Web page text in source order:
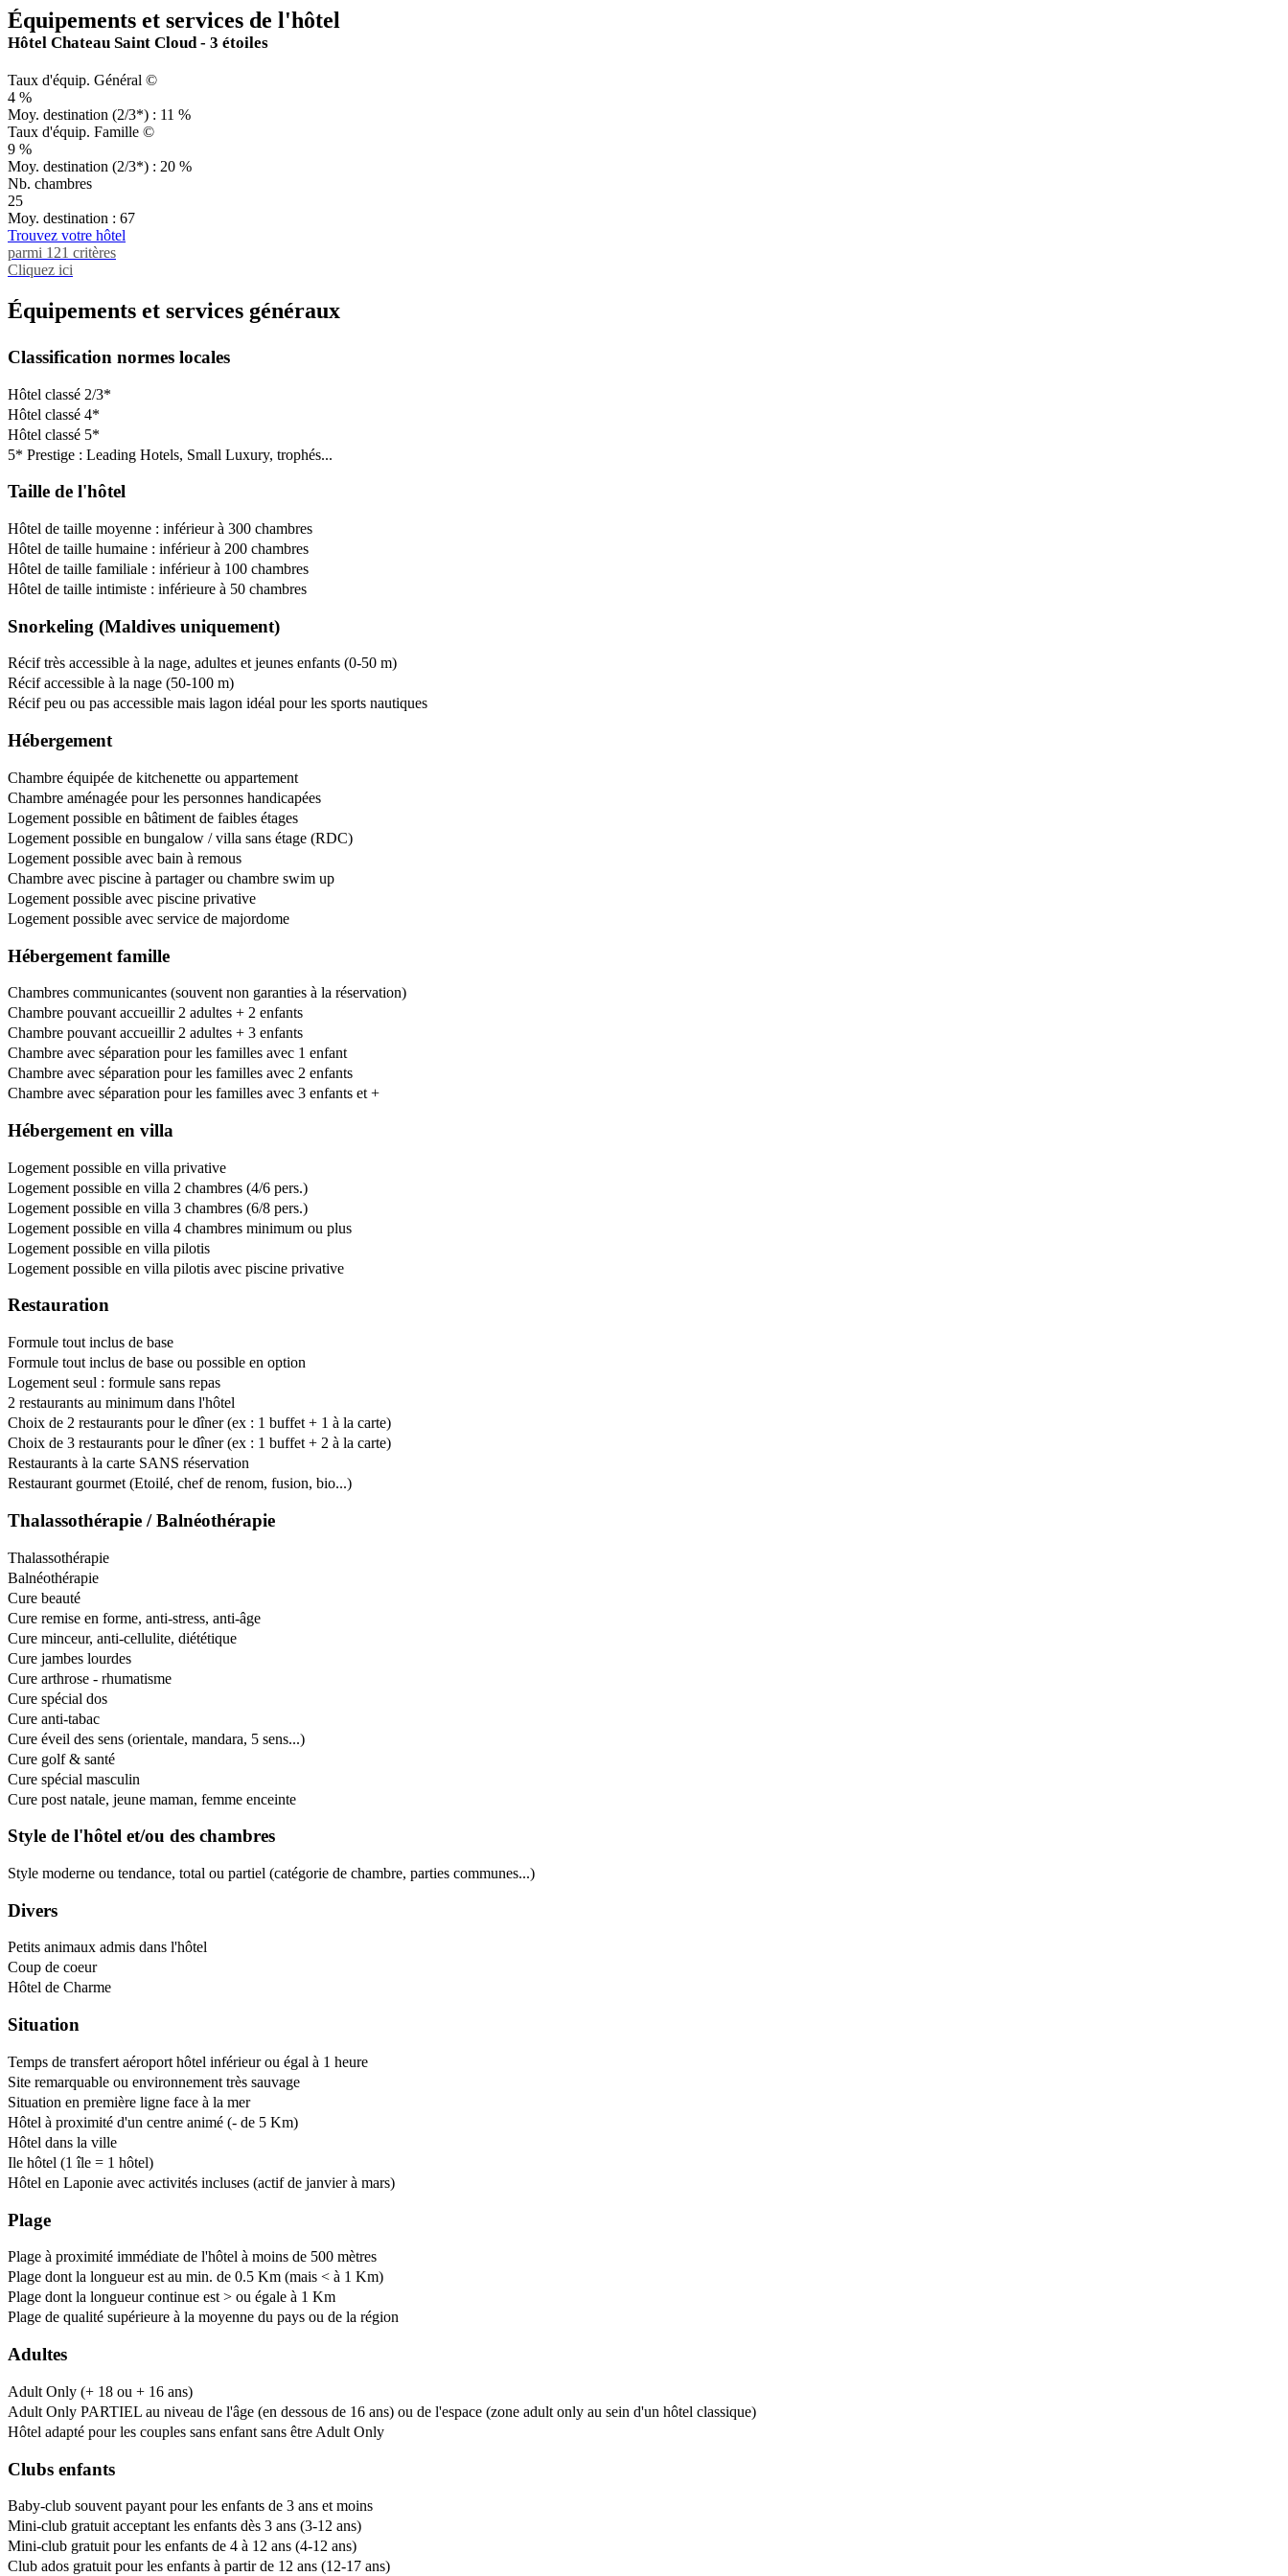
Équipements et services de l'hôtel
Hôtel Chateau Saint Cloud - 3 étoiles
Taux d'équip. Général ©
4 %
Moy. destination (2/3*) : 11 %
Taux d'équip. Famille ©
9 %
Moy. destination (2/3*) : 20 %
Nb. chambres
25
Moy. destination : 67
Trouvez votre hôtel
parmi 121 critères
Cliquez ici
Équipements et services généraux
Classification normes locales
Hôtel classé 2/3*
Hôtel classé 4*
Hôtel classé 5*
5* Prestige : Leading Hotels, Small Luxury, trophés...
Taille de l'hôtel
Hôtel de taille moyenne : inférieur à 300 chambres
Hôtel de taille humaine : inférieur à 200 chambres
Hôtel de taille familiale : inférieur à 100 chambres
Hôtel de taille intimiste : inférieure à 50 chambres
Snorkeling (Maldives uniquement)
Récif très accessible à la nage, adultes et jeunes enfants (0-50 m)
Récif accessible à la nage (50-100 m)
Récif peu ou pas accessible mais lagon idéal pour les sports nautiques
Hébergement
Chambre équipée de kitchenette ou appartement
Chambre aménagée pour les personnes handicapées
Logement possible en bâtiment de faibles étages
Logement possible en bungalow / villa sans étage (RDC)
Logement possible avec bain à remous
Chambre avec piscine à partager ou chambre swim up
Logement possible avec piscine privative
Logement possible avec service de majordome
Hébergement famille
Chambres communicantes (souvent non garanties à la réservation)
Chambre pouvant accueillir 2 adultes + 2 enfants
Chambre pouvant accueillir 2 adultes + 3 enfants
Chambre avec séparation pour les familles avec 1 enfant
Chambre avec séparation pour les familles avec 2 enfants
Chambre avec séparation pour les familles avec 3 enfants et +
Hébergement en villa
Logement possible en villa privative
Logement possible en villa 2 chambres (4/6 pers.)
Logement possible en villa 3 chambres (6/8 pers.)
Logement possible en villa 4 chambres minimum ou plus
Logement possible en villa pilotis
Logement possible en villa pilotis avec piscine privative
Restauration
Formule tout inclus de base
Formule tout inclus de base ou possible en option
Logement seul : formule sans repas
2 restaurants au minimum dans l'hôtel
Choix de 2 restaurants pour le dîner (ex : 1 buffet + 1 à la carte)
Choix de 3 restaurants pour le dîner (ex : 1 buffet + 2 à la carte)
Restaurants à la carte SANS réservation
Restaurant gourmet (Etoilé, chef de renom, fusion, bio...)
Thalassothérapie / Balnéothérapie
Thalassothérapie
Balnéothérapie
Cure beauté
Cure remise en forme, anti-stress, anti-âge
Cure minceur, anti-cellulite, diététique
Cure jambes lourdes
Cure arthrose - rhumatisme
Cure spécial dos
Cure anti-tabac
Cure éveil des sens (orientale, mandara, 5 sens...)
Cure golf & santé
Cure spécial masculin
Cure post natale, jeune maman, femme enceinte
Style de l'hôtel et/ou des chambres
Style moderne ou tendance, total ou partiel (catégorie de chambre, parties communes...)
Divers
Petits animaux admis dans l'hôtel
Coup de coeur
Hôtel de Charme
Situation
Temps de transfert aéroport hôtel inférieur ou égal à 1 heure
Site remarquable ou environnement très sauvage
Situation en première ligne face à la mer
Hôtel à proximité d'un centre animé (- de 5 Km)
Hôtel dans la ville
Ile hôtel (1 île = 1 hôtel)
Hôtel en Laponie avec activités incluses (actif de janvier à mars)
Plage
Plage à proximité immédiate de l'hôtel à moins de 500 mètres
Plage dont la longueur est au min. de 0.5 Km (mais < à 1 Km)
Plage dont la longueur continue est > ou égale à 1 Km
Plage de qualité supérieure à la moyenne du pays ou de la région
Adultes
Adult Only (+ 18 ou + 16 ans)
Adult Only PARTIEL au niveau de l'âge (en dessous de 16 ans) ou de l'espace (zone adult only au sein d'un hôtel classique)
Hôtel adapté pour les couples sans enfant sans être Adult Only
Clubs enfants
Baby-club souvent payant pour les enfants de 3 ans et moins
Mini-club gratuit acceptant les enfants dès 3 ans (3-12 ans)
Mini-club gratuit pour les enfants de 4 à 12 ans (4-12 ans)
Club ados gratuit pour les enfants à partir de 12 ans (12-17 ans)